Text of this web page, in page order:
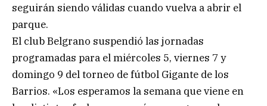
seguirán siendo válidas cuando vuelva a abrir el
parque.
El club Belgrano suspendió las jornadas
programadas para el miércoles 5, viernes 7 y
domingo 9 del torneo de fútbol Gigante de los
Barrios. «Los esperamos la semana que viene en